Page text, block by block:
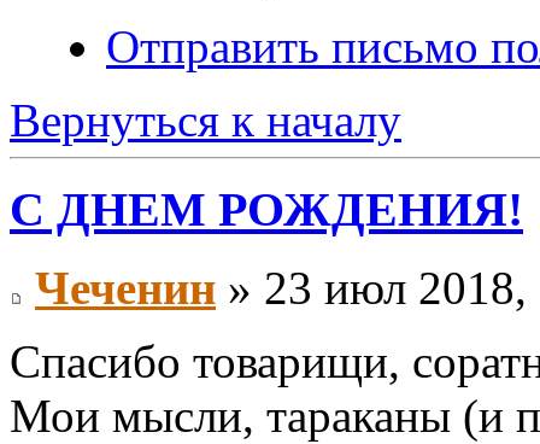
Отправить письмо
Вернуться к началу
С ДНЕМ РОЖДЕНИЯ!
Чеченин » 23 июл 2018,
Спасибо товарищи,
Мои мысли, тараканы (и